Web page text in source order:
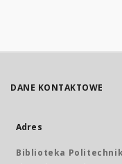
DANE KONTAKTOWE
Adres
Biblioteka